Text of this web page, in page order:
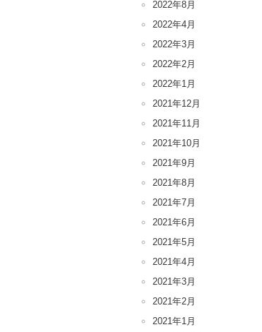
2022年8月
2022年4月
2022年3月
2022年2月
2022年1月
2021年12月
2021年11月
2021年10月
2021年9月
2021年8月
2021年7月
2021年6月
2021年5月
2021年4月
2021年3月
2021年2月
2021年1月